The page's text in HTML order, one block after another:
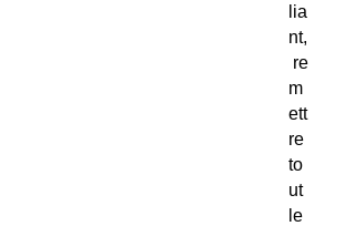
lia
nt,
re
m
ett
re
to
ut
le